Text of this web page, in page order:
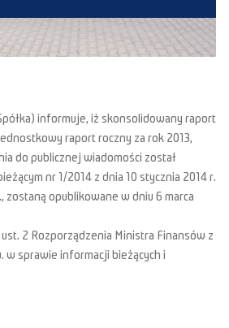
informuje, iż skonsolidowany raport
raport roczny za rok 2013,
do publicznej wiadomości został
nr 1/2014 z dnia 10 stycznia 2014 r.
zostaną opublikowane w dniu 6 marca
ust. 2 Rozporządzenia Ministra Finansów z
w sprawie informacji bieżących i